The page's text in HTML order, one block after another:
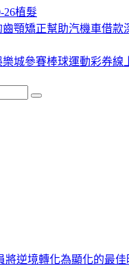
26類
植髮
齒顎矯正幫助汽機車借款
樂城參賽棒球運動彩券線
將逆境轉化為顯化的最佳